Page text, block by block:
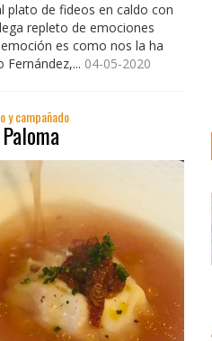
plato de fideos en caldo con
repleto de emociones
es como nos la ha
Fernández,... 04-05-2020
y campañado